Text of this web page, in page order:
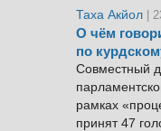
Таха Акйол |
О чём
по
Совместный
рамках
принят 47